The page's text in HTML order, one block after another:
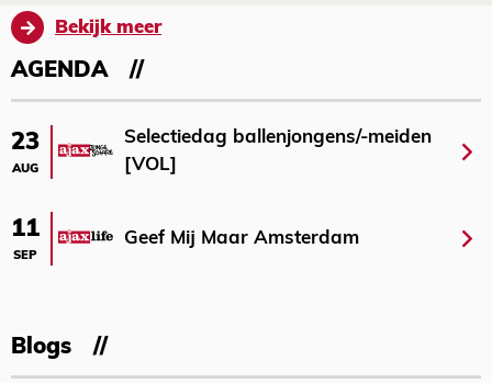
Bekijk meer
AGENDA
23
AUG
Selectiedag ballenjongens/-meiden
[VOL]
11
SEP
Geef Mij Maar Amsterdam
Blogs